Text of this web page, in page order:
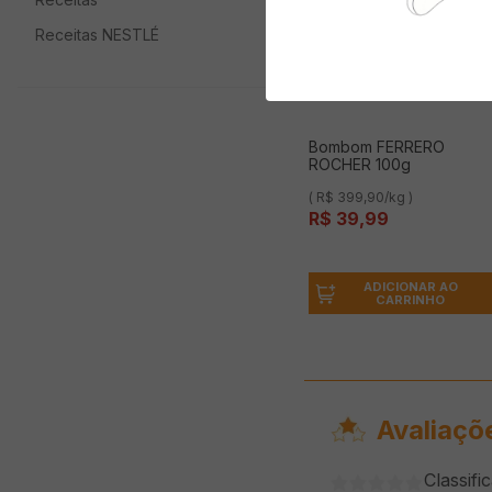
Receitas NESTLÉ
Bombom FERRERO
ROCHER 100g
( R$ 399,90/kg )
R$ 39,99
ADICIONAR AO
CARRINHO